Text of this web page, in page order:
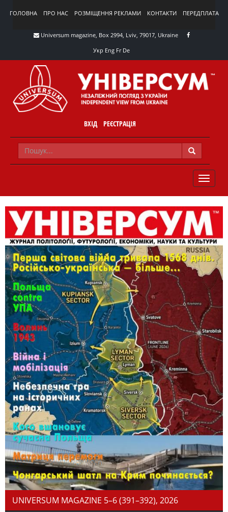
ГОЛОВНА ПРО НАС РОЗМІЩЕННЯ РЕКЛАМИ КОНТАКТИ ПЕРЕДПЛАТА
Universum magazine, Box 2994, Lviv, 79017, Ukraine
Укр Eng Fr De
ВХІД РЕЄСТРАЦІЯ
TOGGLE
UNIVERSUM MAGAZINE 5–6 (391–392), 2026